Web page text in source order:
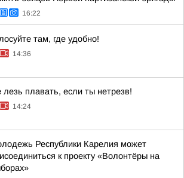
16:22
там, где удобно!
14:36
лезь плавать, если ты нетрезв!
14:24
Республики Карелия может
к проекту «Волонтёры на